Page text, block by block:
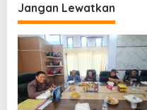
Jangan Lewatkan